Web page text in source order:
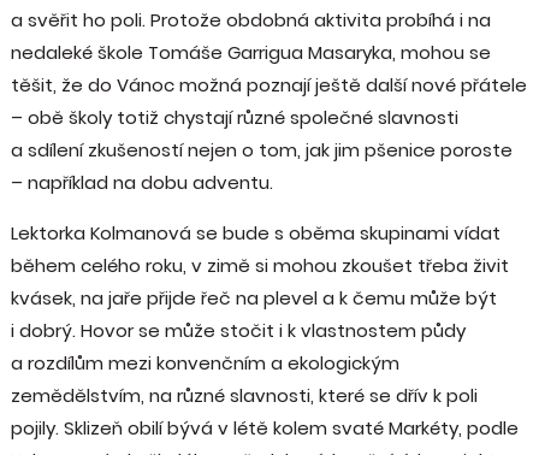
a svěřit ho poli. Protože obdobná aktivita probíhá i na
nedaleké škole Tomáše Garrigua Masaryka, mohou se
těšit, že do Vánoc možná poznají ještě další nové přátele
– obě školy totiž chystají různé společné slavnosti
a sdílení zkušeností nejen o tom, jak jim pšenice poroste
– například na dobu adventu.
Lektorka Kolmanová se bude s oběma skupinami vídat
během celého roku, v zimě si mohou zkoušet třeba živit
kvásek, na jaře přijde řeč na plevel a k čemu může být
i dobrý. Hovor se může stočit i k vlastnostem půdy
a rozdílům mezi konvenčním a ekologickým
zemědělstvím, na různé slavnosti, které se dřív k poli
pojily. Sklizeň obilí bývá v létě kolem svaté Markéty, podle